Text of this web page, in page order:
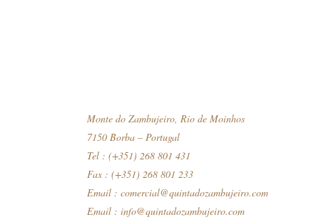
Monte do Zambujeiro, Rio de Moinhos
7150 Borba – Portugal
Tel : (+351) 268 801 431
Fax : (+351) 268 801 233
Email : comercial@quintadozambujeiro.com
Email : info@quintadozambujeiro.com